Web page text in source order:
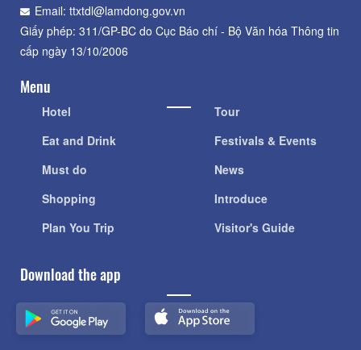
Email: ttxtdl@lamdong.gov.vn
Giấy phép: 311/GP-BC do Cục Báo chí - Bộ Văn hóa Thông tin
cấp ngày 13/10/2006
Menu
Hotel
Eat and Drink
Must do
Shopping
Plan You Trip
Tour
Festivals & Events
News
Introduce
Visitor's Guide
Download the app